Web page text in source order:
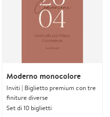
Moderno monocolore
Inviti | Biglietto premium con tre
finiture diverse
Set di 10 biglietti